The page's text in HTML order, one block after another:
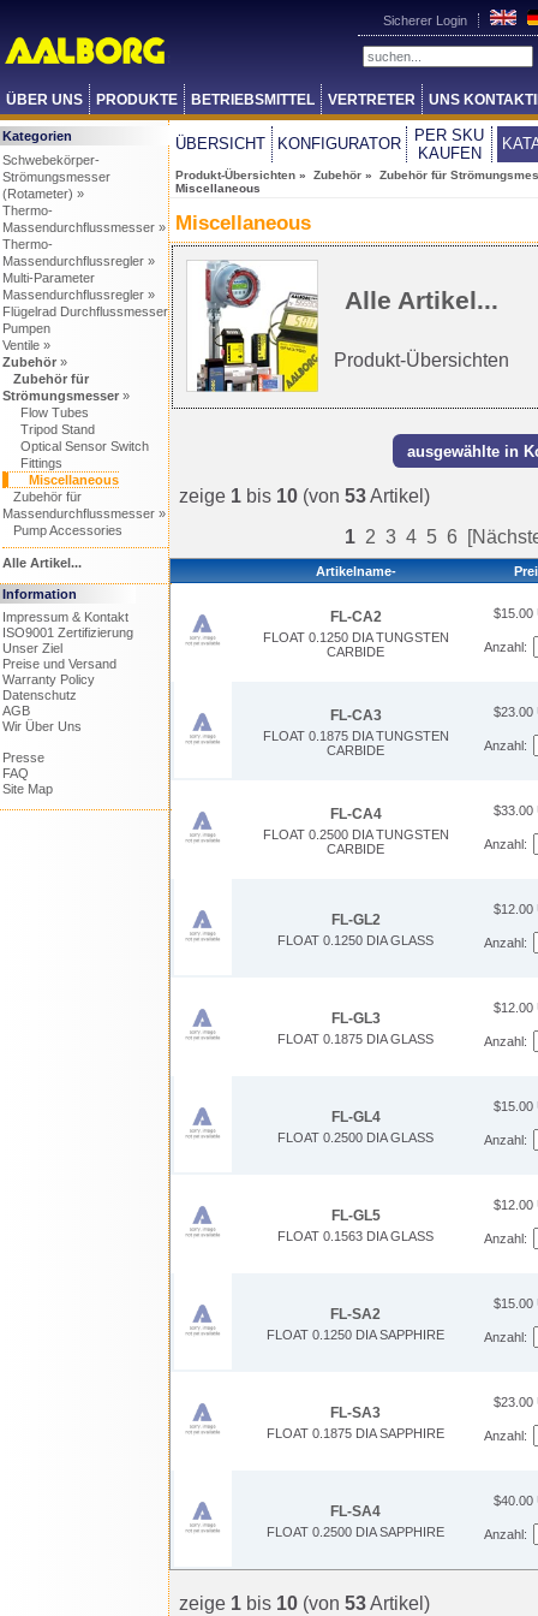
Sicherer Login
ÜBER UNS PRODUKTE BETRIEBSMITTEL VERTRETER UNS
Kategorien
Schwebekörper-
Strömungsmesser
(Rotameter) »
Thermo-
Massendurchflussmesser »
Thermo-
Massendurchflussregler »
Multi-Parameter
Massendurchflussregler »
Flügelrad Durchflussmesser
Pumpen
Ventile »
Zubehör»
Zubehör für
Strömungsmesser»
Flow Tubes
Tripod Stand
Optical Sensor Switch
Fittings
Miscellaneous
Zubehör für
Massendurchflussmesser »
Pump Accessories
Alle Artikel...
Information
Impressum & Kontakt
ISO9001 Zertifizierung
Unser Ziel
Preise und Versand
Warranty Policy
Datenschutz
AGB
Wir Über Uns
Presse
FAQ
Site Map
ÜBERSICHT KONFIGURATOR
PER SKU
KAUFEN
Produkt-Übersichten » Zubehör » Zubehör für
Miscellaneous
Miscellaneous
Alle Artikel...
Produkt-Übersichten
zeige 1 bis 10 (von 53Artikel)
1 2 3 4 5 6
Artikelname-
FL-CA2
FLOAT 0.1250 DIA TUNGSTEN
CARBIDE
$15.00
Anzahl:
FL-CA3
FLOAT 0.1875 DIA TUNGSTEN
CARBIDE
$23.00
Anzahl:
FL-CA4
FLOAT 0.2500 DIA TUNGSTEN
CARBIDE
$33.00
Anzahl:
FL-GL2
FLOAT 0.1250 DIA GLASS
$12.00
Anzahl:
FL-GL3
FLOAT 0.1875 DIA GLASS
$12.00
Anzahl:
FL-GL4
FLOAT 0.2500 DIA GLASS
$15.00
Anzahl:
FL-GL5
FLOAT 0.1563 DIA GLASS
$12.00
Anzahl:
FL-SA2
FLOAT 0.1250 DIA SAPPHIRE
$15.00
Anzahl:
FL-SA3
FLOAT 0.1875 DIA SAPPHIRE
$23.00
Anzahl:
FL-SA4
FLOAT 0.2500 DIA SAPPHIRE
$40.00
Anzahl:
zeige 1 bis 10 (von 53Artikel)